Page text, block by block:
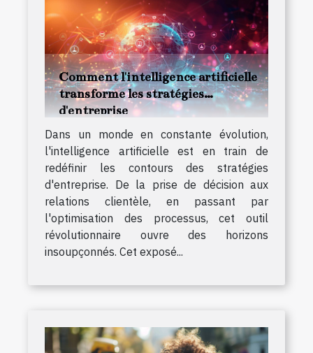
Comment l'intelligence artificielle
transforme les stratégies
d'entreprise
Dans un monde en constante évolution,
l'intelligence artificielle est en train de
redéfinir les contours des stratégies
d'entreprise. De la prise de décision aux
relations clientèle, en passant par
l'optimisation des processus, cet outil
révolutionnaire ouvre des horizons
insoupçonnés. Cet exposé...